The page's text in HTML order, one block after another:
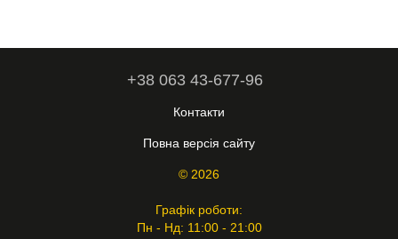
+38 063 43-677-96
Контакти
Повна версія сайту
© 2026
Графік роботи:
Пн - Нд: 11:00 - 21:00